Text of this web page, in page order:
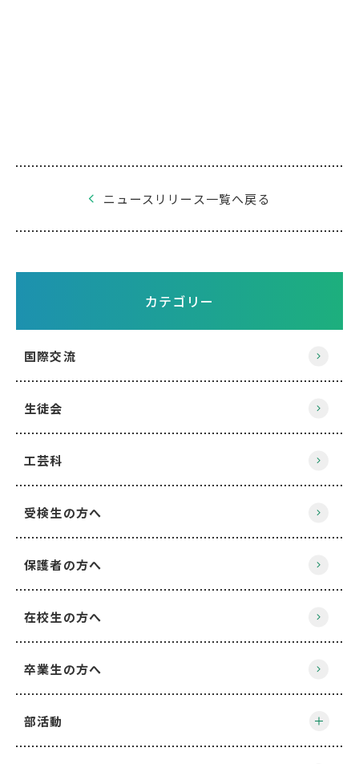
ニュースリリース一覧へ戻る
カテゴリー
国際交流
生徒会
工芸科
受検生の方へ
保護者の方へ
在校生の方へ
卒業生の方へ
部活動